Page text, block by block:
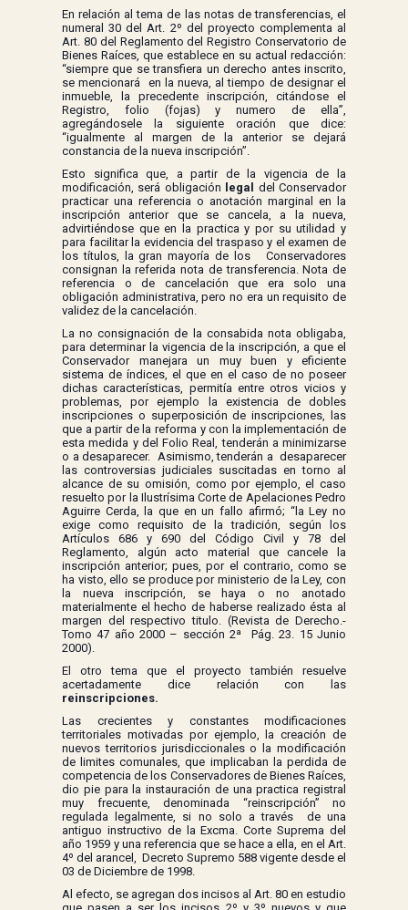
En relación al tema de las notas de transferencias, el
numeral 30 del Art. 2º del proyecto complementa al
Art. 80 del Reglamento del Registro Conservatorio de
Bienes Raíces, que establece en su actual redacción:
“siempre que se transfiera un derecho antes inscrito,
se mencionará en la nueva, al tiempo de designar el
inmueble, la precedente inscripción, citándose el
Registro, folio (fojas) y numero de ella”,
agregándosele la siguiente oración que dice:
“igualmente al margen de la anterior se dejará
constancia de la nueva inscripción”.
Esto significa que, a partir de la vigencia de la
modificación, será obligación
legal del Conservador
practicar una referencia o anotación marginal en la
inscripción anterior que se cancela, a la nueva,
advirtiéndose que en la practica y por su utilidad y
para facilitar la evidencia del traspaso y el examen de
los títulos, la gran mayoría de los Conservadores
consignan la referida nota de transferencia. Nota de
referencia o de cancelación que era solo una
obligación administrativa, pero no era un requisito de
validez de la cancelación.
La no consignación de la consabida nota obligaba,
para determinar la vigencia de la inscripción, a que el
Conservador manejara un muy buen y eficiente
sistema de índices, el que en el caso de no poseer
dichas características, permitía entre otros vicios y
problemas, por ejemplo la existencia de dobles
inscripciones o superposición de inscripciones, las
que a partir de la reforma y con la implementación de
esta medida y del Folio Real, tenderán a minimizarse
o a desaparecer. Asimismo, tenderán a desaparecer
las controversias judiciales suscitadas en torno al
alcance de su omisión, como por ejemplo, el caso
resuelto por la Ilustrísima Corte de Apelaciones Pedro
Aguirre Cerda, la que en un fallo afirmó; “la Ley no
exige como requisito de la tradición, según los
Artículos 686 y 690 del Código Civil y 78 del
Reglamento, algún acto material que cancele la
inscripción anterior; pues, por el contrario, como se
ha visto, ello se produce por ministerio de la Ley, con
la nueva inscripción, se haya o no anotado
materialmente el hecho de haberse realizado ésta al
margen del respectivo titulo. (Revista de Derecho.-
Tomo 47 año 2000 – sección 2ª Pág. 23. 15 Junio
2000).
El otro tema que el proyecto también resuelve
acertadamente dice relación con las
reinscripciones.
Las crecientes y constantes modificaciones
territoriales motivadas por ejemplo, la creación de
nuevos territorios jurisdiccionales o la modificación
de limites comunales, que implicaban la perdida de
competencia de los Conservadores de Bienes Raíces,
dio pie para la instauración de una practica registral
muy frecuente, denominada “reinscripción” no
regulada legalmente, si no solo a través de una
antiguo instructivo de la Excma. Corte Suprema del
año 1959 y una referencia que se hace a ella, en el Art.
4º del arancel, Decreto Supremo 588 vigente desde el
03 de Diciembre de 1998.
Al efecto, se agregan dos incisos al Art. 80 en estudio